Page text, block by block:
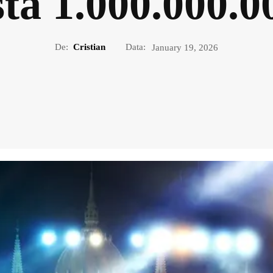
De: Cristian Data: January 19, 2026